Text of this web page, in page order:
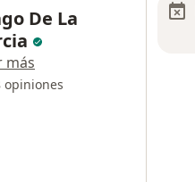
De La
más
opiniones